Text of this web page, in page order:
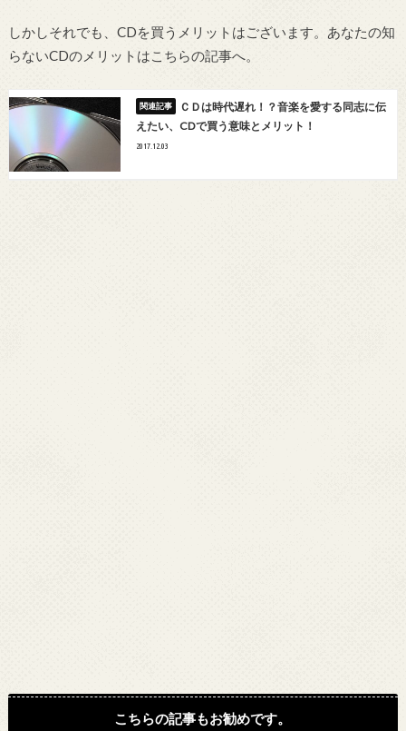
しかしそれでも、CDを買うメリットはございます。あなたの知
らないCDのメリットはこちらの記事へ。
ＣＤは時代遅れ！？音楽を愛する同志に伝
えたい、CDで買う意味とメリット！
2017.12.03
こちらの記事もお勧めです。